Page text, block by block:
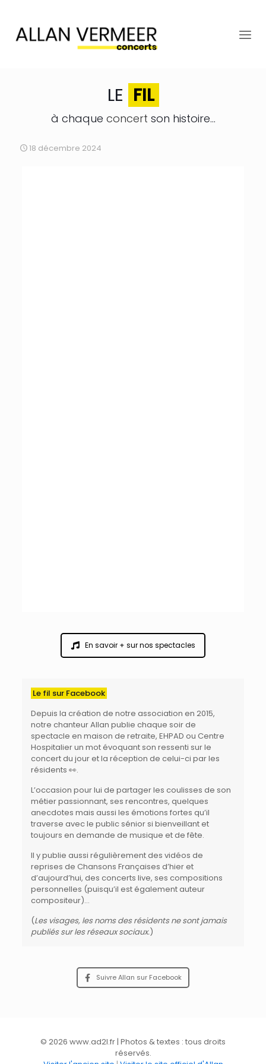
LE FIL
à chaque concert son histoire...
18 décembre 2024
En savoir + sur nos spectacles
Le fil sur Facebook
Depuis la création de notre association en 2015,
notre chanteurAllan publie chaque soir de
spectacle en maison de retraite, EHPAD ou Centre
Hospitalierun mot évoquant son ressenti sur le
concert du jour et la réception de celui-ci par les
résidents 👀.
L’occasion pour lui de partager les coulisses de son
métier passionnant, ses rencontres, quelques
anecdotes mais aussi les émotions fortes qu’il
traverse avec le public sénior si bienveillant et
toujours en demande de musique et de fête.
Il y publie aussi régulièrement des vidéos de
reprises de Chansons Françaises d’hier et
d’aujourd’hui, des concerts live, ses compositions
personnelles (puisqu’il est également auteur
compositeur)…
(Les visages, les noms des résidents ne sont jamais
publiés sur les réseaux sociaux.)
Suivre Allan sur Facebook
© 2026 www.ad2l.fr | Photos & textes : tous droits
réservés.